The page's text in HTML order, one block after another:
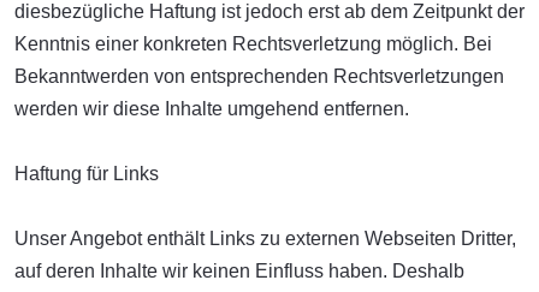
diesbezügliche Haftung ist jedoch erst ab dem Zeitpunkt der
Kenntnis einer konkreten Rechtsverletzung möglich. Bei
Bekanntwerden von entsprechenden Rechtsverletzungen
werden wir diese Inhalte umgehend entfernen.
Haftung für Links
Unser Angebot enthält Links zu externen Webseiten Dritter,
auf deren Inhalte wir keinen Einfluss haben. Deshalb